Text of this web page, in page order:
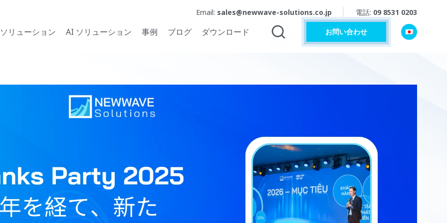
Email: sales@newwave-solutions.co.jp 電話: 09 8531 0203
ソリューション AI ソリューション 事例 ブログ ダウンロード お問い合わせ